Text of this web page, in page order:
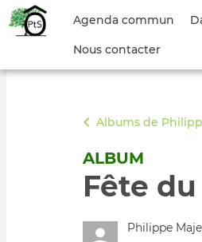
Menu
compte
Agenda commun
Nous contacter
Albums de
ALBUM
Fête
Philippe